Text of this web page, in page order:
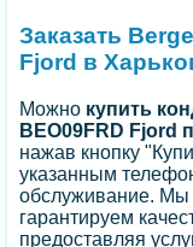
Заказать
Fjord в
Можно купить
BEO09FRD Fjord
нажав кнопку
указанным
обслуживание. Мы
гарантируем
предоставляя